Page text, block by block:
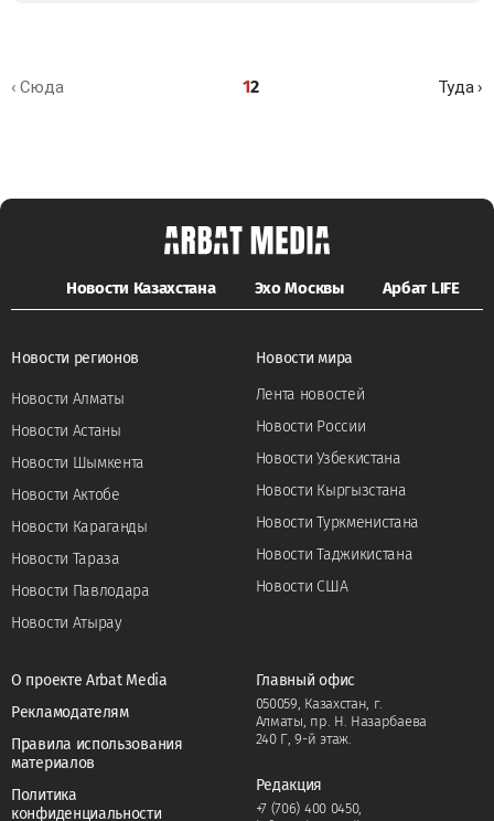
‹ Сюда 12 Туда ›
Новости Казахстана Эхо Москвы Арбат LIFE
Новости регионов
Новости Алматы
Новости Астаны
Новости Шымкента
Новости Актобе
Новости Караганды
Новости Тараза
Новости Павлодара
Новости Атырау
Новости мира
Лента новостей
Новости России
Новости Узбекистана
Новости Кыргызстана
Новости Туркменистана
Новости Таджикистана
Новости США
О проекте Arbat Media
Рекламодателям
Правила использования
материалов
Политика
конфиденциальности
Главный офис
050059, Казахстан, г.
Алматы, пр. Н. Назарбаева
240 Г, 9-й этаж.
Редакция
+7 (706) 400 0450,